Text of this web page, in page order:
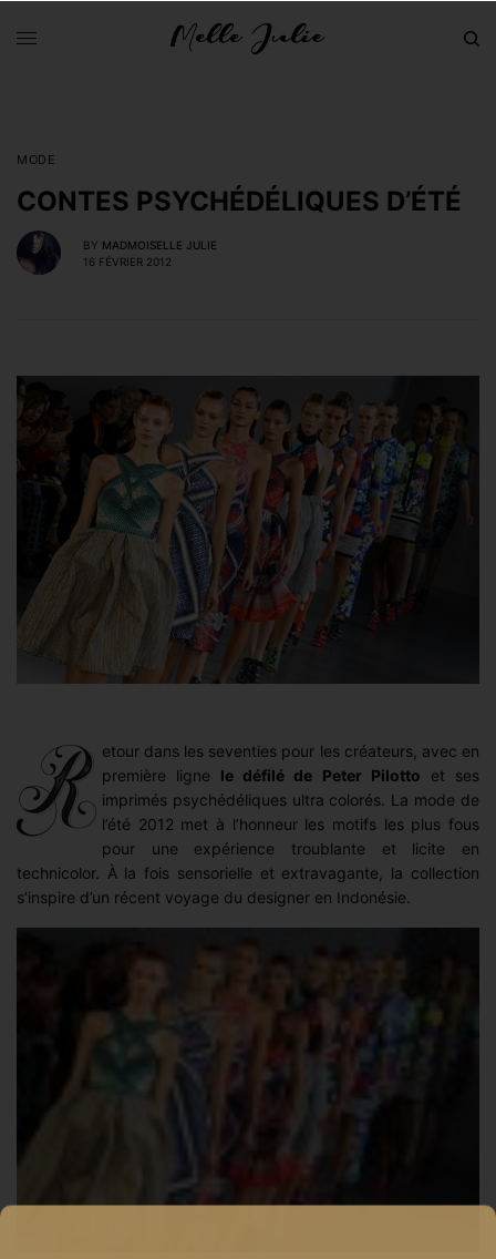
MODE
CONTES PSYCHÉDÉLIQUES D’ÉTÉ
BY MADMOISELLE JULIE
16 FÉVRIER 2012
etour dans les seventies pour les créateurs, avec en
première ligne le défilé de Peter Pilotto et ses
imprimés psychédéliques ultra colorés. La mode de
l’été 2012 met à l’honneur les motifs les plus fous
pour une expérience troublante et licite en
technicolor. À la fois sensorielle et extravagante, la collection
s’inspire d’un récent voyage du designer en Indonésie.